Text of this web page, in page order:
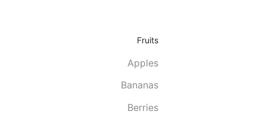
Fruits
Apples
Bananas
Berries